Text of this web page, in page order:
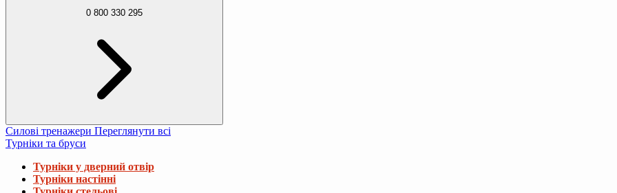
0 800 330 295
Силові тренажери Переглянути всі
Турніки та бруси
Турніки у дверний отвір
Турніки настінні